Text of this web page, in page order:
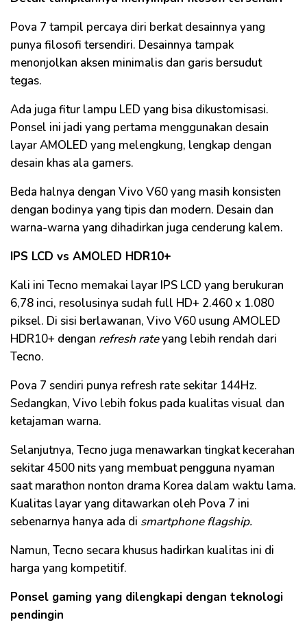
Pova 7 tampil percaya diri berkat desainnya yang
punya filosofi tersendiri. Desainnya tampak
menonjolkan aksen minimalis dan garis bersudut
tegas.
Ada juga fitur lampu LED yang bisa dikustomisasi.
Ponsel ini jadi yang pertama menggunakan desain
layar AMOLED yang melengkung, lengkap dengan
desain khas ala gamers.
Beda halnya dengan Vivo V60 yang masih konsisten
dengan bodinya yang tipis dan modern. Desain dan
warna-warna yang dihadirkan juga cenderung kalem.
IPS LCD vs AMOLED HDR10+
Kali ini Tecno memakai layar IPS LCD yang berukuran
6,78 inci, resolusinya sudah full HD+ 2.460 x 1.080
piksel. Di sisi berlawanan, Vivo V60 usung AMOLED
HDR10+ dengan refresh rateyang lebih rendah dari
Tecno.
Pova 7 sendiri punya refresh rate sekitar 144Hz.
Sedangkan, Vivo lebih fokus pada kualitas visual dan
ketajaman warna.
Selanjutnya, Tecno juga menawarkan tingkat kecerahan
sekitar 4500 nits yang membuat pengguna nyaman
saat marathon nonton drama Korea dalam waktu lama.
Kualitas layar yang ditawarkan oleh Pova 7 ini
sebenarnya hanya ada di smartphone flagship.
Namun, Tecno secara khusus hadirkan kualitas ini di
harga yang kompetitif.
Ponsel gaming yang dilengkapi dengan teknologi
pendingin